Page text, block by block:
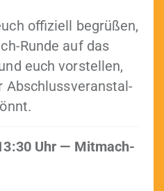
offiziell begrüßen,
Runde auf das
euch vorstellen,
Abschlussver­anstal­
Uhr — Mitmach-